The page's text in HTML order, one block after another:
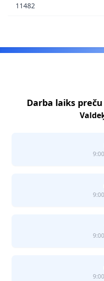
11482
Darba laiks